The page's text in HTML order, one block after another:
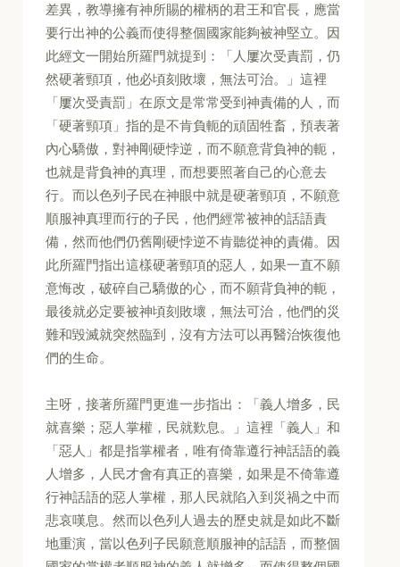
差異，教導擁有神所賜的權柄的君王和官長，應當
要行出神的公義而使得整個國家能夠被神堅立。因
此經文一開始所羅門就提到：「人屢次受責罰，仍
然硬著頸項，他必頃刻敗壞，無法可治。」這裡
「屢次受責罰」在原文是常常受到神責備的人，而
「硬著頸項」指的是不肯負軛的頑固牲畜，預表著
內心驕傲，對神剛硬悖逆，而不願意背負神的軛，
也就是背負神的真理，而想要照著自己的心意去
行。而以色列子民在神眼中就是硬著頸項，不願意
順服神真理而行的子民，他們經常被神的話語責
備，然而他們仍舊剛硬悖逆不肯聽從神的責備。因
此所羅門指出這樣硬著頸項的惡人，如果一直不願
意悔改，破碎自己驕傲的心，而不願背負神的軛，
最後就必定要被神頃刻敗壞，無法可治，他們的災
難和毀滅就突然臨到，沒有方法可以再醫治恢復他
們的生命。
主呀，接著所羅門更進一步指出：「義人增多，民
就喜樂；惡人掌權，民就歎息。」這裡「義人」和
「惡人」都是指掌權者，唯有倚靠遵行神話語的義
人增多，人民才會有真正的喜樂，如果是不倚靠遵
行神話語的惡人掌權，那人民就陷入到災禍之中而
悲哀嘆息。然而以色列人過去的歷史就是如此不斷
地重演，當以色列子民願意順服神的話語，而整個